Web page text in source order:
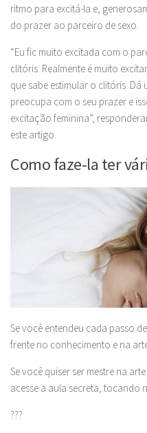
ritmo para excitá-la e,
do prazer ao parceiro de sexo.
“Eu fic muito excitada com o
clitóris. Realmente é muito
que sabe estimular o clitóris. Dá
preocupa com o seu prazer e
excitação feminina”,
este artigo.
Como faze-la ter
Se você entendeu cada passo
frente no conhecimento e na
Se você quiser ser mestre na
acesse a aula secreta, tocando
???